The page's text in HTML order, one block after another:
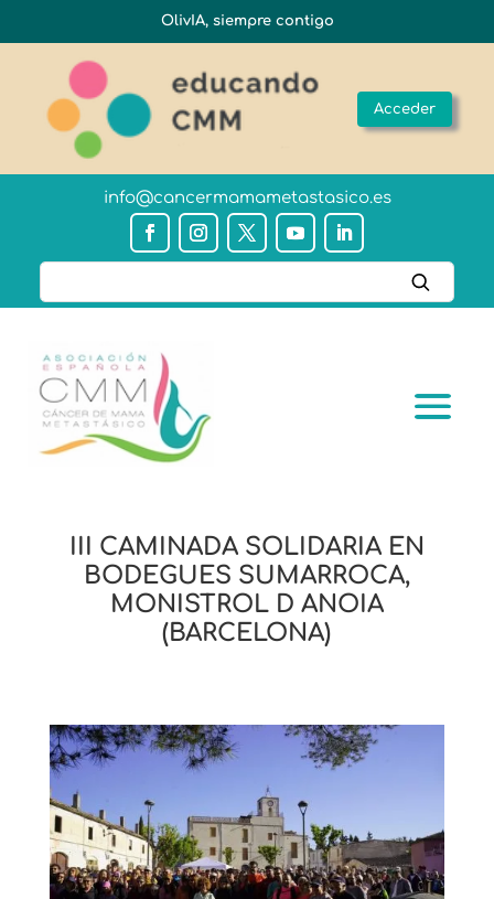
OlivIA, siempre contigo
Acceder
info@cancermamametastasico.es
III CAMINADA SOLIDARIA EN
BODEGUES SUMARROCA,
MONISTROL D ANOIA
(BARCELONA)